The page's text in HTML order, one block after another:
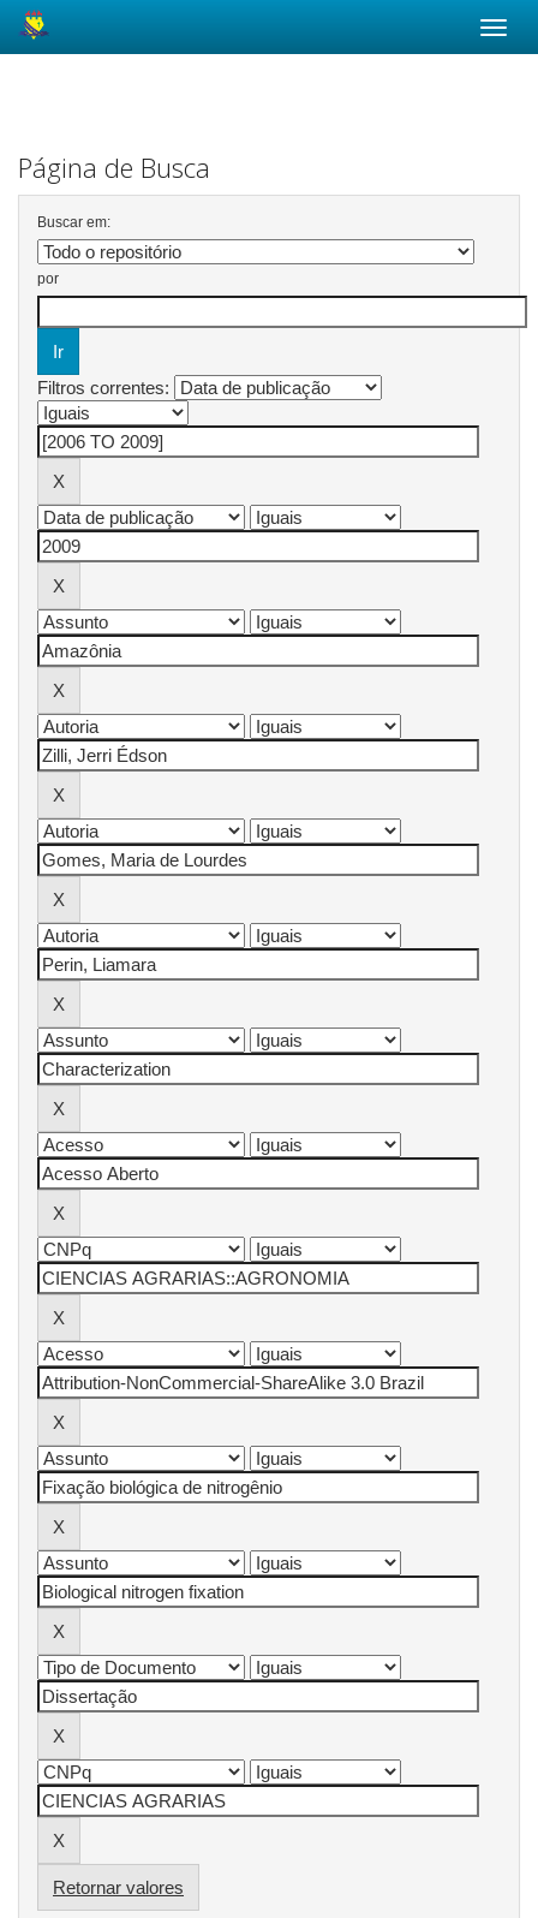
Página de Busca
Buscar em:
por
Filtros correntes:
Retornar valores